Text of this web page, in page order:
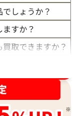
しょうか？
すか？
取できますか？
？
ことが影響しま